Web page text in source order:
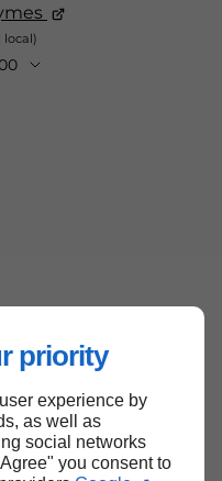
priority
experience by
as well as
social networks
you consent to